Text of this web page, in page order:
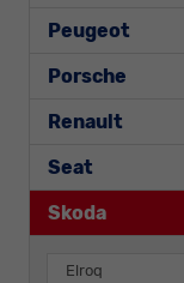
Peugeot
Porsche
Renault
Seat
Skoda
Elroq